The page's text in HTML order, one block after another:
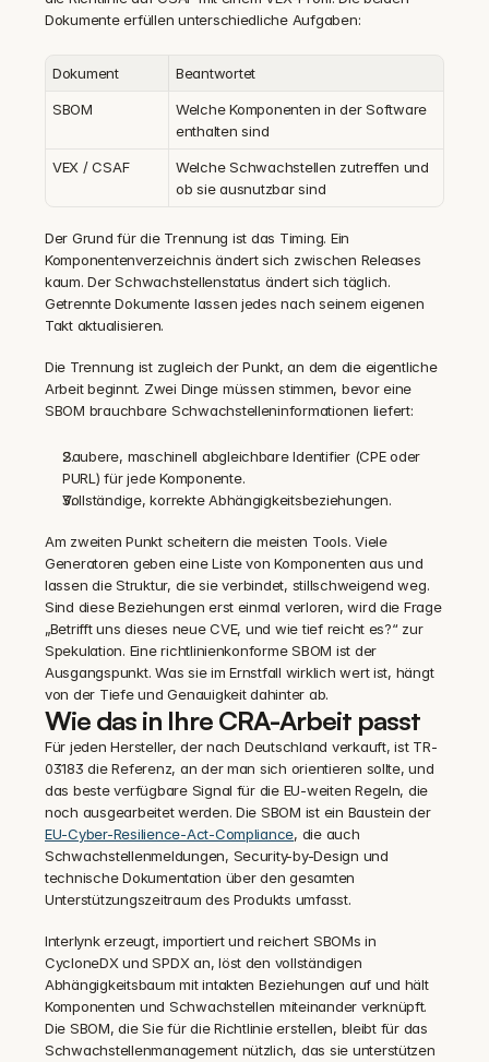
Dokumente erfüllen unterschiedliche Aufgaben:
Dokument Beantwortet
SBOM
Welche Komponenten in der Software
enthalten sind
VEX / CSAF
Welche Schwachstellen zutreffen und
ob sie ausnutzbar sind
Der Grund für die Trennung ist das Timing. Ein
Komponentenverzeichnis ändert sich zwischen Releases
kaum. Der Schwachstellenstatus ändert sich täglich.
Getrennte Dokumente lassen jedes nach seinem eigenen
Takt aktualisieren.
Die Trennung ist zugleich der Punkt, an dem die eigentliche
Arbeit beginnt. Zwei Dinge müssen stimmen, bevor eine
SBOM brauchbare Schwachstelleninformationen liefert:
Saubere, maschinell abgleichbare Identifier (CPE oder
PURL) für jede Komponente.
Vollständige, korrekte Abhängigkeitsbeziehungen.
Am zweiten Punkt scheitern die meisten Tools. Viele
Generatoren geben eine Liste von Komponenten aus und
lassen die Struktur, die sie verbindet, stillschweigend weg.
Sind diese Beziehungen erst einmal verloren, wird die Frage
„Betrifft uns dieses neue CVE, und wie tief reicht es?“ zur
Spekulation. Eine richtlinienkonforme SBOM ist der
Ausgangspunkt. Was sie im Ernstfall wirklich wert ist, hängt
von der Tiefe und Genauigkeit dahinter ab.
Wie das in Ihre CRA-Arbeit passt
Für jeden Hersteller, der nach Deutschland verkauft, ist TR-
03183 die Referenz, an der man sich orientieren sollte, und
das beste verfügbare Signal für die EU-weiten Regeln, die
noch ausgearbeitet werden. Die SBOM ist ein Baustein der
EU-Cyber-Resilience-Act-Compliance, die auch
Schwachstellenmeldungen, Security-by-Design und
technische Dokumentation über den gesamten
Unterstützungszeitraum des Produkts umfasst.
Interlynk erzeugt, importiert und reichert SBOMs in
CycloneDX und SPDX an, löst den vollständigen
Abhängigkeitsbaum mit intakten Beziehungen auf und hält
Komponenten und Schwachstellen miteinander verknüpft.
Die SBOM, die Sie für die Richtlinie erstellen, bleibt für das
Schwachstellenmanagement nützlich, das sie unterstützen